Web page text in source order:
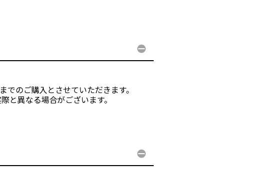
のご購入とさせていただきます。
と異なる場合がございます。